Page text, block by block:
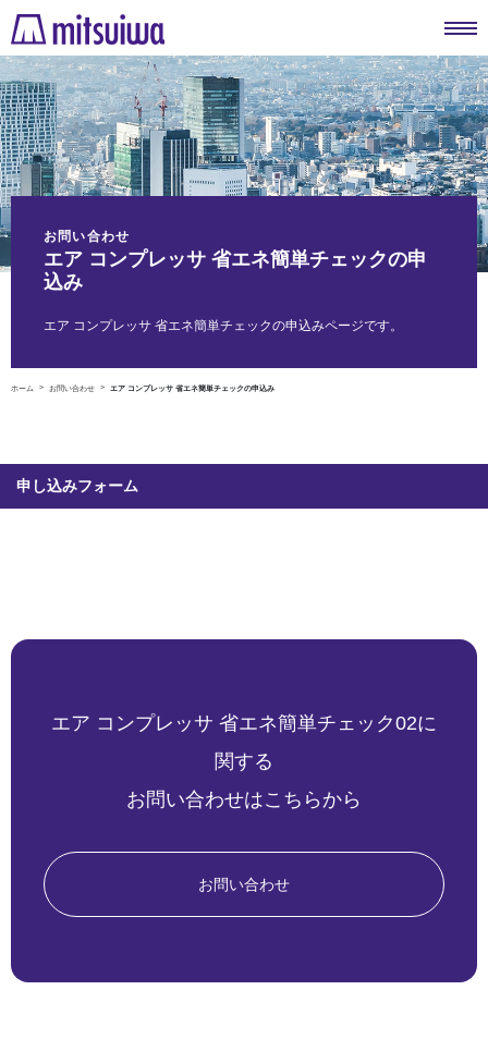
ホーム お問い合わせ エア コンプレッサ 省エネ簡単チェックの申込み
お問い合わせ
エア コンプレッサ 省エネ簡単チェックの申
込み
エア コンプレッサ 省エネ簡単チェックの申込みページです。
申し込みフォーム
エア コンプレッサ 省エネ簡単チェック02に
関する
お問い合わせはこちらから
お問い合わせ